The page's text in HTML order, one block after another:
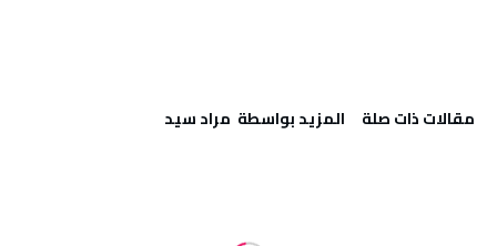
‫مقالات ذات صلة‬ ‫‫المزيد بواسطة‬ ‬ مراد سيد